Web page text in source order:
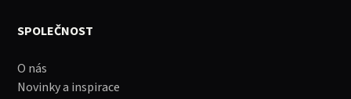
SPOLEČNOST
O nás
Novinky a inspirace